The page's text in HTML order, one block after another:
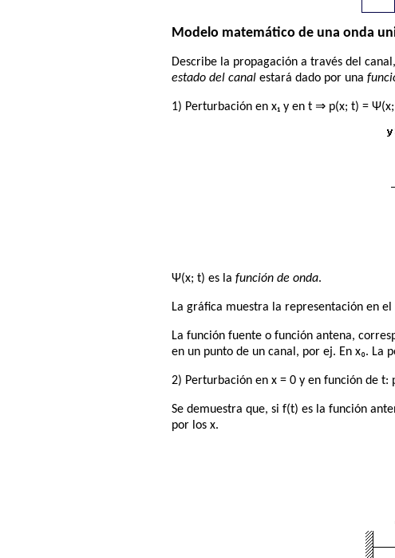
Modelo matemático de una onda
Describe la propagación a través del
estado del canal estará dado por una
1) Perturbación en x₁ y en t ⇒ p(x; t) =
Ψ(x; t) es lafunción de onda.
La gráfica muestra la representación en
La función fuente o función antena,
en un punto de un canal, por ej. En x₀. La
2) Perturbación en x = 0 y en función de t:
Se demuestra que, si f(t) es la función
por los x.